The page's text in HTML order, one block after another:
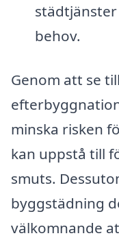
behov.
Genom att se
minska risken
kan uppstå till
smuts.
byggstädning
välkomnande